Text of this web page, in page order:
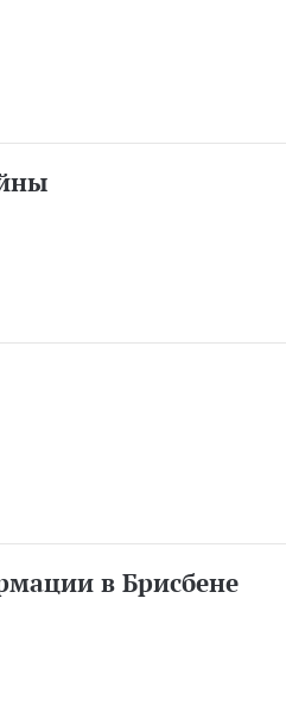
в Брисбене